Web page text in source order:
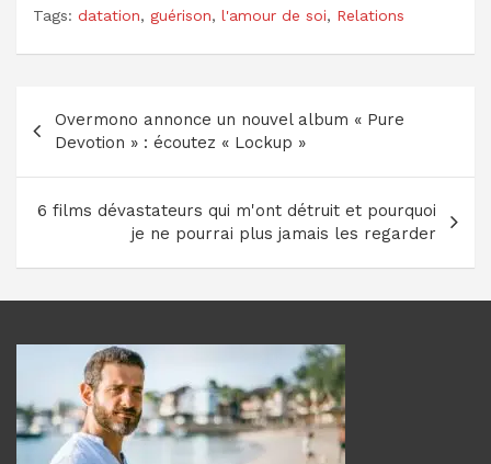
Tags: datation, guérison, l'amour de soi, Relations
de
l’article
Overmono annonce un nouvel album « Pure
Devotion » : écoutez « Lockup »
6 films dévastateurs qui m'ont détruit et pourquoi
je ne pourrai plus jamais les regarder